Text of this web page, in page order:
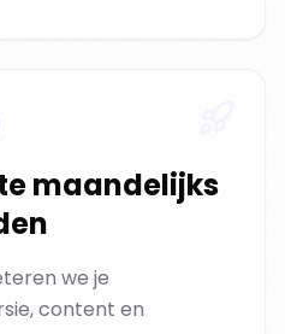
maandelijks
we je
content en